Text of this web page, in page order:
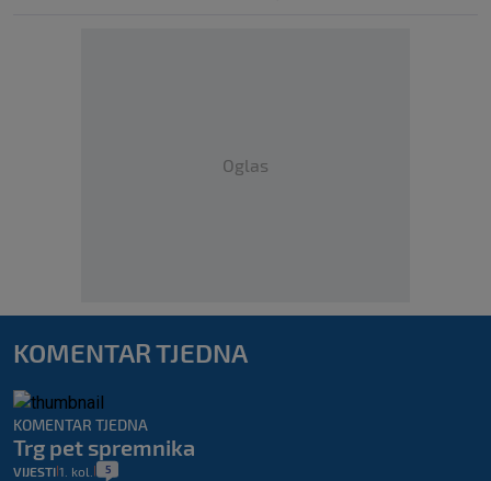
Oglas
KOMENTAR TJEDNA
KOMENTAR TJEDNA
Trg pet spremnika
VIJESTI 1. kol. 5